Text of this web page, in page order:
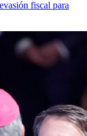
fiscal para